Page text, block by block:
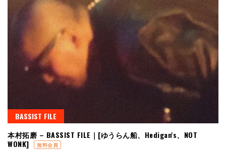
BASSIST FILE
本村拓磨 – BASSIST FILE｜[ゆうらん船、Hedigan's、NOT
WONK]
無料会員